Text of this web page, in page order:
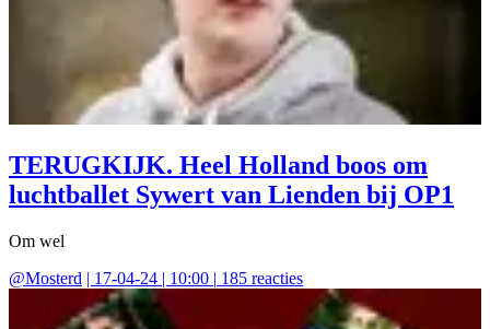
TERUGKIJK. Heel Holland boos om
luchtballet Sywert van Lienden bij OP1
Om wel
@Mosterd | 17-04-24 | 10:00 | 185 reacties